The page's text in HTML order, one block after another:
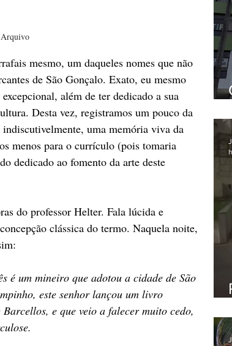
mesmo, um daqueles nomes que não
de São Gonçalo. Exato, eu mesmo
além de ter dedicado a sua
Desta vez, registramos um pouco da
uma memória viva da
menos para o currículo (pois tomaria
dedicado ao fomento da arte deste
do professor Helter. Fala lúcida e
clássica do termo. Naquela noite,
é um mineiro que adotou a cidade de São
este senhor lançou um livro
e que veio a falecer muito cedo,